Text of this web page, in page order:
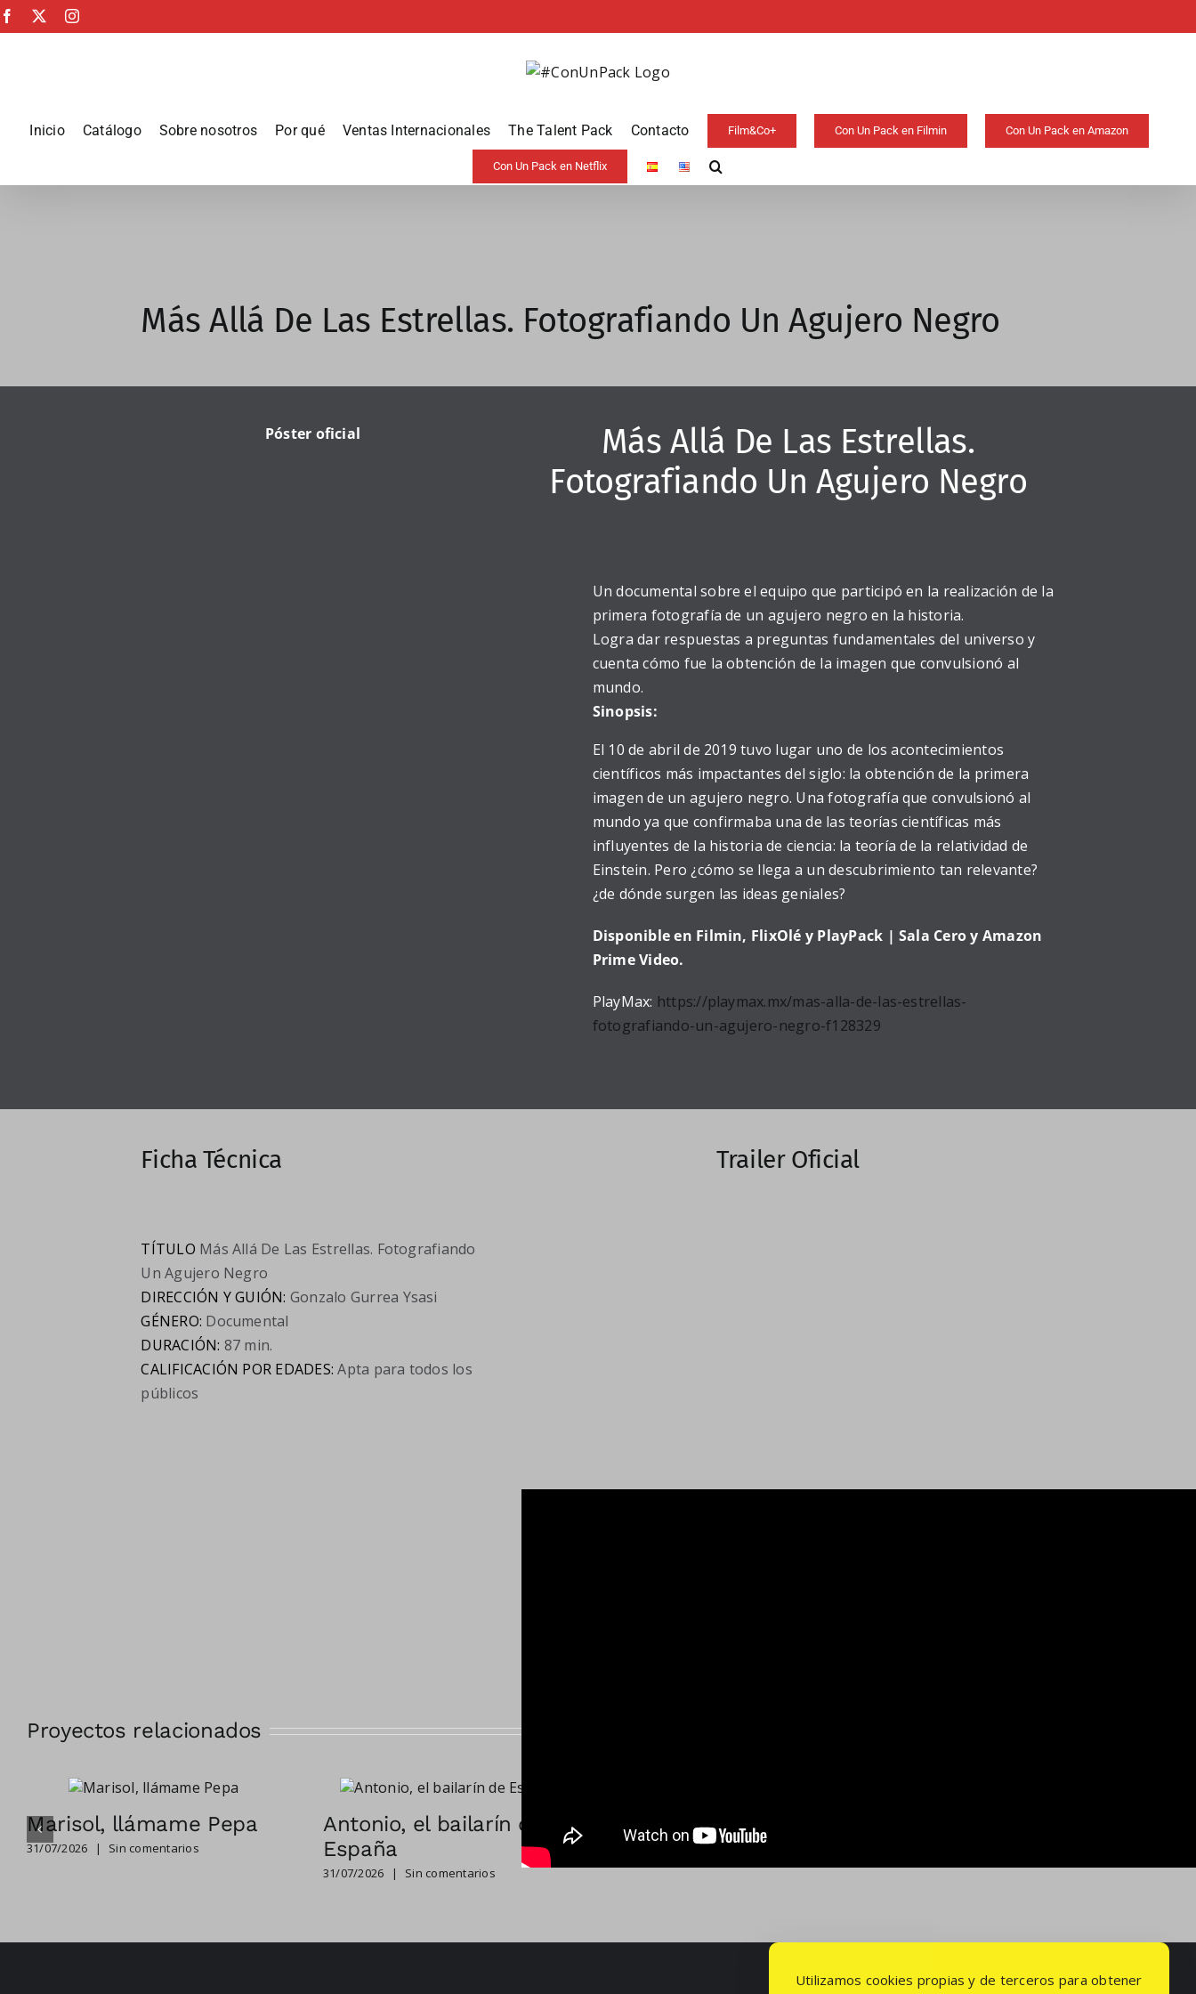
Saltar
al
Facebook Instagram
Inicio Catálogo Sobre nosotros Por qué Ventas Internacionales The Talent Pack Contacto Film&Co+ Con Un Pack en Filmin Con Un Pack en Amazon
Con Un Pack en Netflix
Más Allá De Las Estrellas. Fotografiando Un Agujero Negro
Póster oficial
Más Allá De Las Estrellas.
Fotografiando Un Agujero Negro
Un documental sobre el equipo que participó en la realización de la
primera fotografía de un agujero negro en la historia.
Logra dar respuestas a preguntas fundamentales del universo y
cuenta cómo fue la obtención de la imagen que convulsionó al
mundo.
Sinopsis:
El 10 de abril de 2019 tuvo lugar uno de los acontecimientos
científicos más impactantes del siglo: la obtención de la primera
imagen de un agujero negro. Una fotografía que convulsionó al
mundo ya que confirmaba una de las teorías científicas más
influyentes de la historia de ciencia: la teoría de la relatividad de
Einstein. Pero ¿cómo se llega a un descubrimiento tan relevante?
¿de dónde surgen las ideas geniales?
Disponible en Filmin, FlixOlé y PlayPack | Sala Cero y Amazon
Prime Video.
PlayMax: https://playmax.mx/mas-alla-de-las-estrellas-
fotografiando-un-agujero-negro-f128329
Ficha Técnica
TÍTULO Más Allá De Las Estrellas. Fotografiando
Un Agujero Negro
DIRECCIÓN Y GUIÓN: Gonzalo Gurrea Ysasi
GÉNERO: Documental
DURACIÓN: 87 min.
CALIFICACIÓN POR EDADES: Apta para todos los
públicos
Trailer Oficial
Proyectos relacionados
Marisol, llámame Pepa
31/07/2026 | Sin comentarios
Antonio, el bailarín de
España
31/07/2026 | Sin comentarios
Un hombre libre
| Sin comentarios
Utilizamos cookies propias y de terceros para obtener